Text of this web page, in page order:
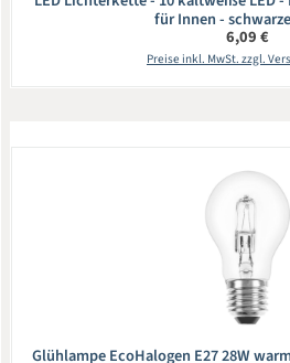
für Innen -
Regulärer
6,09 €
Preise inkl. MwSt. zzgl.
Glühlampe EcoHalogen E27 28W